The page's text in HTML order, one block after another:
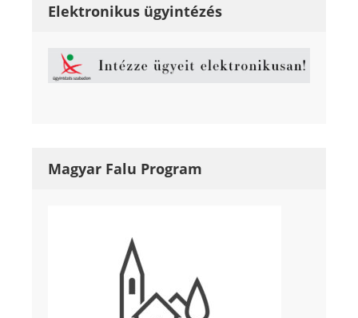
Elektronikus ügyintézés
Magyar Falu Program